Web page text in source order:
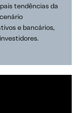
tendências da
e bancários,